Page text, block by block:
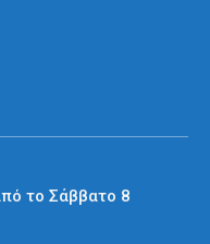
το Σάββατο 8